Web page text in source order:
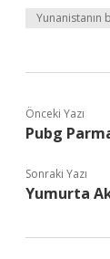
Yunanistanın
Önceki Yazı
Pubg
Sonraki Yazı
Yumurta